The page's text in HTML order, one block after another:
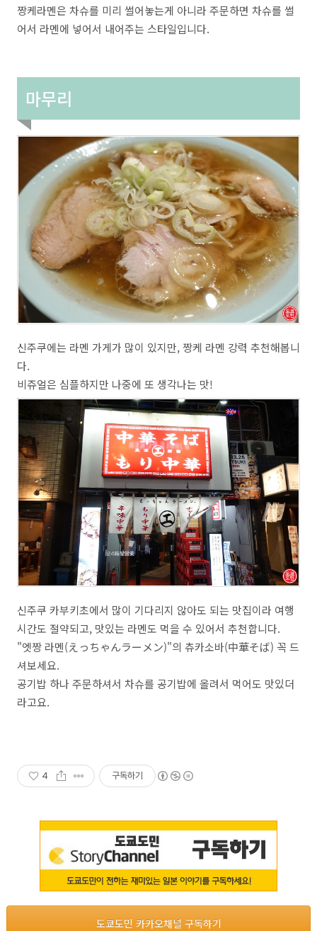
짱케라멘은 차슈를 미리 썰어놓는게 아니라 주문하면 차슈를 썰
어서 라멘에 넣어서 내어주는 스타일입니다.
마무리
신주쿠에는 라멘 가게가 많이 있지만, 짱케 라멘 강력 추천해봅니
다.
비쥬얼은 심플하지만 나중에 또 생각나는 맛!
신주쿠 카부키초에서 많이 기다리지 않아도 되는 맛집이라 여행
시간도 절약되고, 맛있는 라멘도 먹을 수 있어서 추천합니다.
"엣짱 라멘(えっちゃんラーメン)"의 츄카소바(中華そば) 꼭 드
셔보세요.
공기밥 하나 주문하셔서 차슈를 공기밥에 올려서 먹어도 맛있더
라고요.
4 구독하기
도쿄도민 카카오채널 구독하기